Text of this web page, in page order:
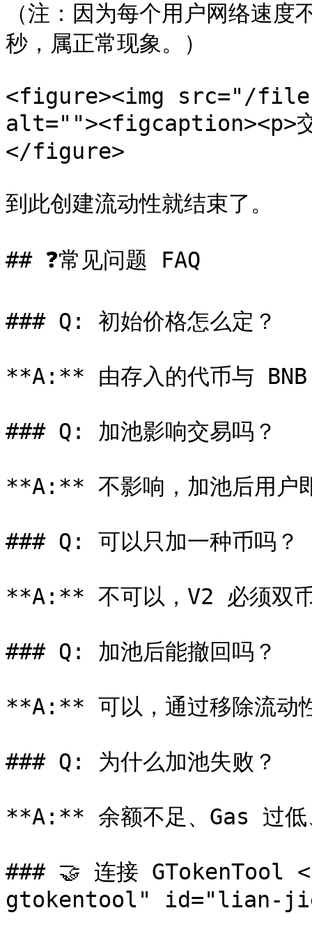
（注：因为每个用户网络速
秒，属正常现象。）
<figure><img src="/
alt=""><figcaption><p>
</figure>
到此创建流动性就结束了。
## ❓常见问题 FAQ
### Q: 初始价格怎么定？
**A:** 由存入的代币与 BNB
### Q: 加池影响交易吗？
**A:** 不影响，加池后用户
### Q: 可以只加一种币吗？
**A:** 不可以，V2 必须双
### Q: 加池后能撤回吗？
**A:** 可以，通过移除流动
### Q: 为什么加池失败？
**A:** 余额不足、Gas 过低
### 🤝 连接
gtokentool" id="lian-